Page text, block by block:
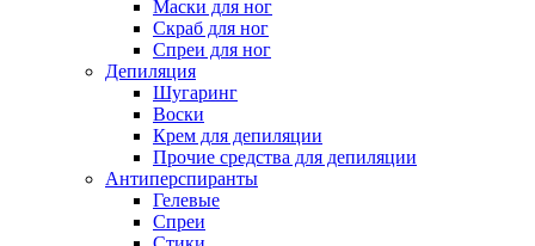
Маски для ног
Скраб для ног
Спреи для ног
Депиляция
Шугаринг
Воски
Крем для депиляции
Прочие средства для депиляции
Антиперспиранты
Гелевые
Спреи